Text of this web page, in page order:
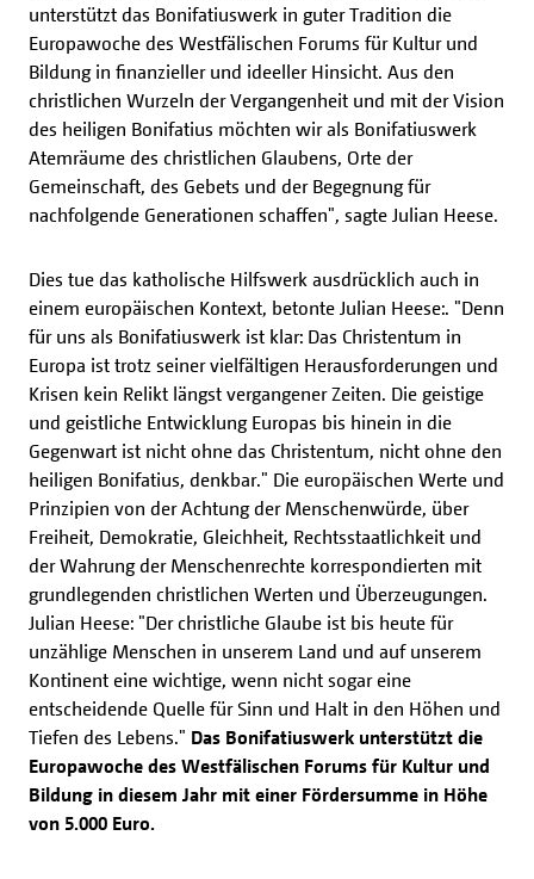
unterstützt das Bonifatiuswerk in guter Tradition die
Europawoche des Westfälischen Forums für Kultur und
Bildung in finanzieller und ideeller Hinsicht. Aus den
christlichen Wurzeln der Vergangenheit und mit der Vision
des heiligen Bonifatius möchten wir als Bonifatiuswerk
Atemräume des christlichen Glaubens, Orte der
Gemeinschaft, des Gebets und der Begegnung für
nachfolgende Generationen schaffen", sagte Julian Heese.
Dies tue das katholische Hilfswerk ausdrücklich auch in
einem europäischen Kontext, betonte Julian Heese:. "Denn
für uns als Bonifatiuswerk ist klar: Das Christentum in
Europa ist trotz seiner vielfältigen Herausforderungen und
Krisen kein Relikt längst vergangener Zeiten. Die geistige
und geistliche Entwicklung Europas bis hinein in die
Gegenwart ist nicht ohne das Christentum, nicht ohne den
heiligen Bonifatius, denkbar." Die europäischen Werte und
Prinzipien von der Achtung der Menschenwürde, über
Freiheit, Demokratie, Gleichheit, Rechtsstaatlichkeit und
der Wahrung der Menschenrechte korrespondierten mit
grundlegenden christlichen Werten und Überzeugungen.
Julian Heese: "Der christliche Glaube ist bis heute für
unzählige Menschen in unserem Land und auf unserem
Kontinent eine wichtige, wenn nicht sogar eine
entscheidende Quelle für Sinn und Halt in den Höhen und
Tiefen des Lebens." Das Bonifatiuswerk unterstützt die
Europawoche des Westfälischen Forums für Kultur und
Bildung in diesem Jahr mit einer Fördersumme in Höhe
von 5.000 Euro.